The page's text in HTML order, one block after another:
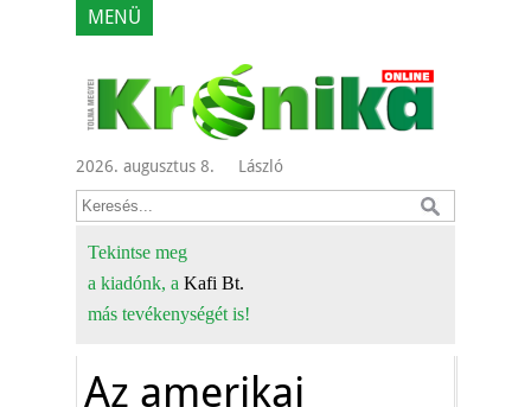
MENÜ
2026. augusztus 8. László
Tekintse meg
a kiadónk, a Kafi Bt.
más tevékenységét is!
Az amerikai